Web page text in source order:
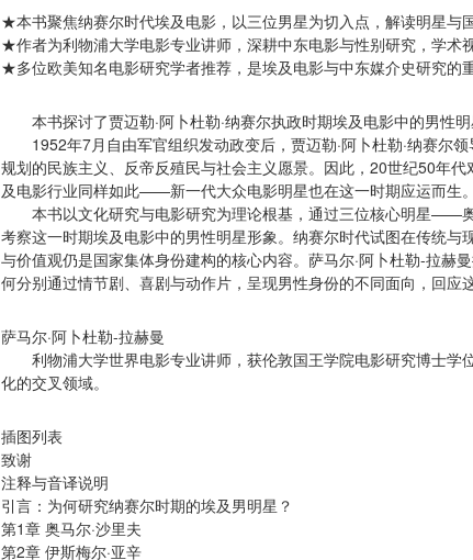
★本书聚焦纳赛尔时代埃及电影，以三位男星为切入点，解读明星与
★作者为利物浦大学电影专业讲师，深耕中东电影与性别研究，学术
★多位欧美知名电影研究学者推荐，是埃及电影与中东媒介史研究的
本书探讨了贾迈勒·阿卜杜勒·纳赛尔执政时期埃及电影中的男性明
1952年7月自由军官组织发动政变后，贾迈勒·阿卜杜勒·纳赛尔
规划的民族主义、反帝反殖民与社会主义愿景。因此，20世纪50年
及电影行业同样如此——新一代大众电影明星也在这一时期应运而生。
本书以文化研究与电影研究为理论根基，通过三位核心明星——奥
考察这一时期埃及电影中的男性明星形象。纳赛尔时代试图在传统
与价值观仍是国家集体身份建构的核心内容。萨马尔·阿卜杜勒-拉赫
何分别通过情节剧、喜剧与动作片，呈现男性身份的不同面向，回应
萨马尔·阿卜杜勒-拉赫曼
利物浦大学世界电影专业讲师，获伦敦国王学院电影研究博士学
化的交叉领域。
插图列表
致谢
注释与音译说明
引言：为何研究纳赛尔时期的埃及男明星？
第1章 奥马尔·沙里夫
第2章 伊斯梅尔·亚辛